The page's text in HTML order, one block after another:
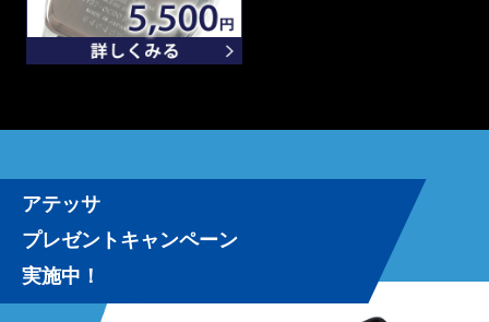
アテッサ
プレゼントキャンペーン
実施中！